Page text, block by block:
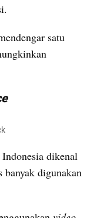
satu
Indonesia dikenal
banyak digunakan